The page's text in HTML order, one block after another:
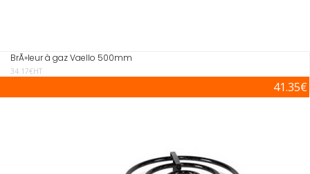
BrÃ»leur à gaz Vaello 500mm
34.17€HT
41.35€